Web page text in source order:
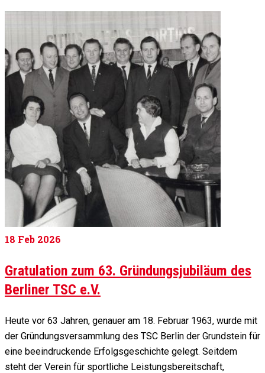
18 Feb 2026
Gratulation zum 63. Gründungsjubiläum des
Berliner TSC e.V.
Heute vor 63 Jahren, genauer am 18. Februar 1963, wurde mit
der Gründungsversammlung des TSC Berlin der Grundstein für
eine beeindruckende Erfolgsgeschichte gelegt. Seitdem
steht der Verein für sportliche Leistungsbereitschaft,